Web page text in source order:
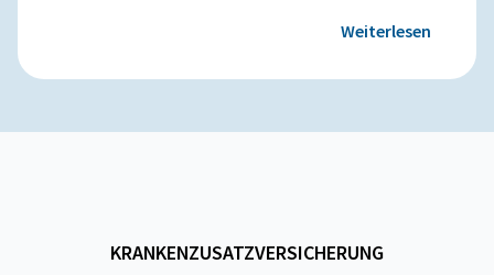
Weiterlesen
KRANKENZUSATZVERSICHERUNG